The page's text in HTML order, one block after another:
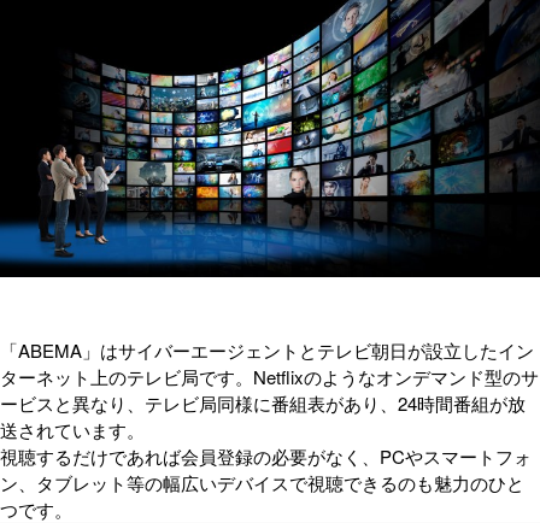
「ABEMA」はサイバーエージェントとテレビ朝日が設立したイン
ターネット上のテレビ局です。Netflixのようなオンデマンド型のサ
ービスと異なり、テレビ局同様に番組表があり、24時間番組が放
送されています。
視聴するだけであれば会員登録の必要がなく、PCやスマートフォ
ン、タブレット等の幅広いデバイスで視聴できるのも魅力のひと
つです。